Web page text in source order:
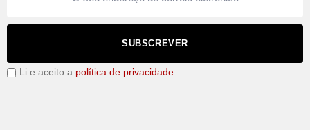
SUBSCREVER
Li e aceito a política de privacidade .